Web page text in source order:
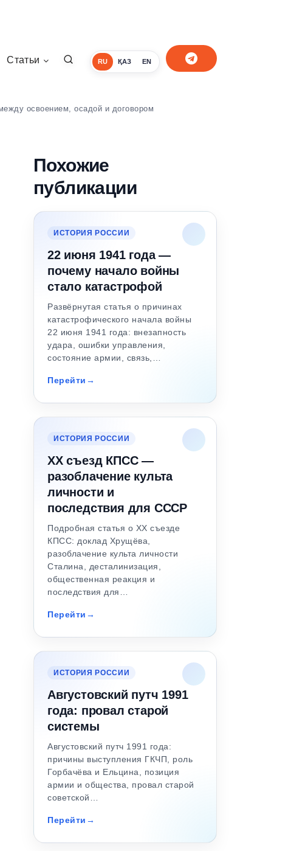
RU ҚАЗ EN
Статьи
освоением, осадой и договором
Похожие
публикации
ИСТОРИЯ РОССИИ
22 июня 1941 года —
почему начало войны
стало катастрофой
Развёрнутая статья о причинах
катастрофического начала войны
22 июня 1941 года: внезапность
удара, ошибки управления,
состояние армии, связь,…
Перейти
ИСТОРИЯ РОССИИ
XX съезд КПСС —
разоблачение культа
личности и
последствия для СССР
Подробная статья о XX съезде
КПСС: доклад Хрущёва,
разоблачение культа личности
Сталина, десталинизация,
общественная реакция и
последствия для…
Перейти
ИСТОРИЯ РОССИИ
Августовский путч 1991
года: провал старой
системы
Августовский путч 1991 года:
причины выступления ГКЧП, роль
Горбачёва и Ельцина, позиция
армии и общества, провал старой
советской…
Перейти